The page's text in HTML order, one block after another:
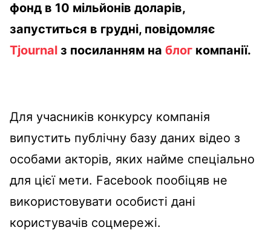
фонд в 10 мільйонів доларів,
запуститься в грудні, повідомляє
Tjournal з посиланням на блог компанії.
Для учасників конкурсу компанія
випустить публічну базу даних відео з
особами акторів, яких найме спеціально
для цієї мети. Facebook пообіцяв не
використовувати особисті дані
користувачів соцмережі.